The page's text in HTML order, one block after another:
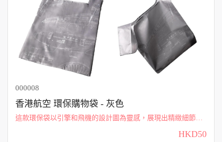
000008
香港航空 環保購物袋 - 灰色
這款環保袋以引擎和飛機的設計圖為靈感，展現出精緻細節與
帶，都能彰顯您對航空工程的熱愛與專業。獨特的設計讓人一
HKD50